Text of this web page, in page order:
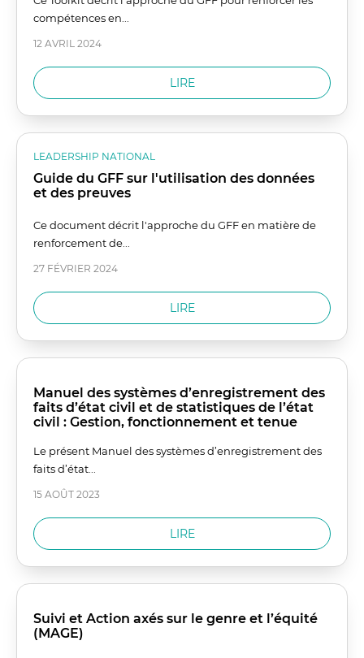
compétences en...
12 AVRIL 2024
LIRE
LEADERSHIP NATIONAL
Guide du GFF sur l'utilisation des données
et des preuves
Ce document décrit l'approche du GFF en matière de
renforcement de...
27 FÉVRIER 2024
LIRE
Manuel des systèmes d’enregistrement des
faits d’état civil et de statistiques de l’état
civil : Gestion, fonctionnement et tenue
Le présent Manuel des systèmes d’enregistrement des
faits d’état...
15 AOÛT 2023
LIRE
Suivi et Action axés sur le genre et l’équité
(MAGE)